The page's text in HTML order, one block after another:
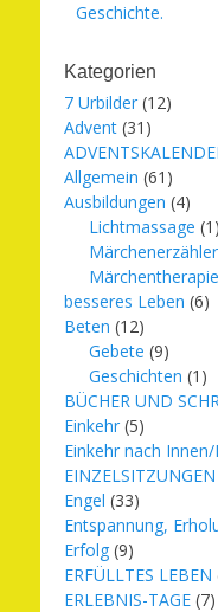
Geschichte.
Kategorien
7 Urbilder (12)
Advent (31)
Allgemein (61)
Ausbildungen (4)
Lichtmassage (1)
Märchenerzähler
Märchentherapie
besseres Leben (6)
Beten (12)
Gebete (9)
Geschichten (1)
BÜCHER UND
Einkehr (5)
Einkehr nach
EINZELSITZUNGEN
Engel (33)
Entspannung,
Erfolg (9)
ERFÜLLTES LEBEN
ERLEBNIS-TAGE (7)